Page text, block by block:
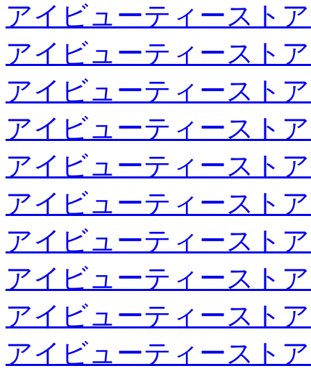
アイビューティースト
アイビューティースト
アイビューティースト
アイビューティースト
アイビューティースト
アイビューティースト
アイビューティースト
アイビューティースト
アイビューティースト
アイビューティースト